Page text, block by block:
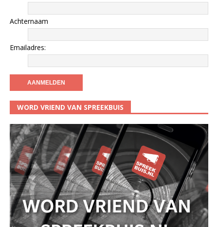
Achternaam
Emailadres:
WORD VRIEND VAN SPREEKBUIS